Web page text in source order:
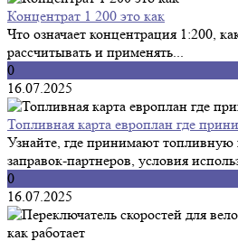
Концентрат 1 200 это как
Что означает концентрация 1:200,
рассчитывать и применять...
0
16.07.2025
Топливная карта европлан где
Узнайте, где принимают топливную
заправок-партнеров, условия
0
16.07.2025